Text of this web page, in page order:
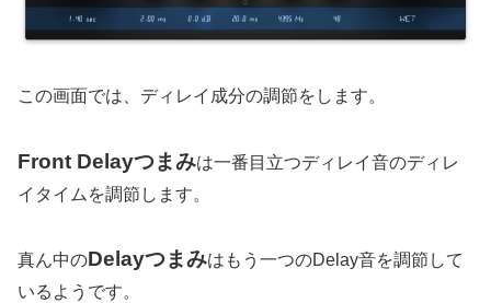
この画面では、ディレイ成分の調節をします。
Front Delayつまみは一番目立つディレイ音のディレ
イタイムを調節します。
真ん中のDelayつまみはもう一つのDelay音を調節して
いるようです。